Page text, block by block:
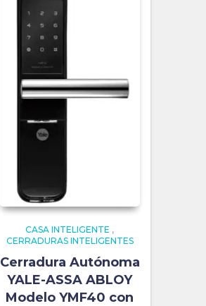
CASA INTELIGENTE ,
CERRADURAS INTELIGENTES
Cerradura Autónoma
YALE-ASSA ABLOY
Modelo YMF40 con